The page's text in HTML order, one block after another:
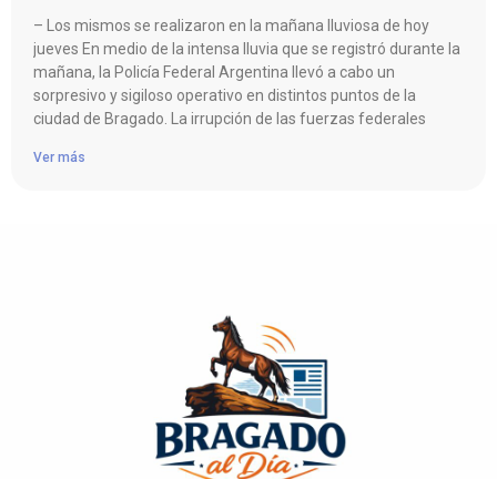
– Los mismos se realizaron en la mañana lluviosa de hoy
jueves En medio de la intensa lluvia que se registró durante la
mañana, la Policía Federal Argentina llevó a cabo un
sorpresivo y sigiloso operativo en distintos puntos de la
ciudad de Bragado. La irrupción de las fuerzas federales
Ver más